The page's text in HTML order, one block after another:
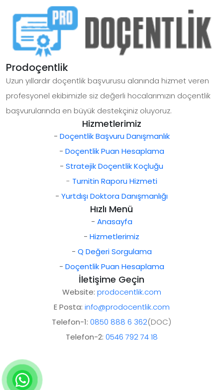
Prodoçentlik
Uzun yıllardır doçentlik başvurusu alanında hizmet veren
profesyonel ekibimizle siz değerli hocalarımızın doçentlik
başvurularında en büyük destekçiniz oluyoruz.
Hizmetlerimiz
- Doçentlik Başvuru Danışmanlık
- Doçentlik Puan Hesaplama
- Stratejik Doçentlik Koçluğu
- Turnitin Raporu Hizmeti
- Yurtdışı Doktora Danışmanlığı
Hızlı Menü
- Anasayfa
- Hizmetlerimiz
- Q Değeri Sorgulama
- Doçentlik Puan Hesaplama
İletişime Geçin
Website: prodocentlik.com
E Posta: info@prodocentlik.com
Telefon-1: 0850 888 6 362(DOC)
Telefon-2: 0546 792 74 18